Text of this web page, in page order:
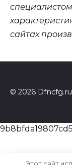
сайтах
© 2026 Dfncfg.ru